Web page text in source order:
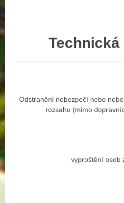
Technická
Odstranění nebezpečí nebo
rozsahu (mimo
vyproštění osob